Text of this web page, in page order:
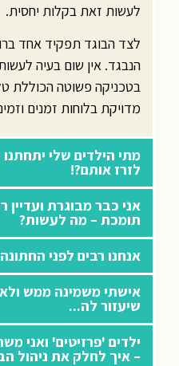
לעשות זאת בקלות יחסית.
לצד הבוגד תפקיד אחד
הנבגד. אין שום בעיה
בטכניקה פשוטה הכוללת
מדויקת בלוחות זמנים
מתי הילדים שלי
לזרז אותם?!
אני כבר מבוגרת ועדיין
תומכת – מה לעשות?
אנחנו רבים לפני
אישתי משמינה ממש
שיעזור לה...
ילדים 'פרזיטים' ואני
– איך לחלק את ניהול